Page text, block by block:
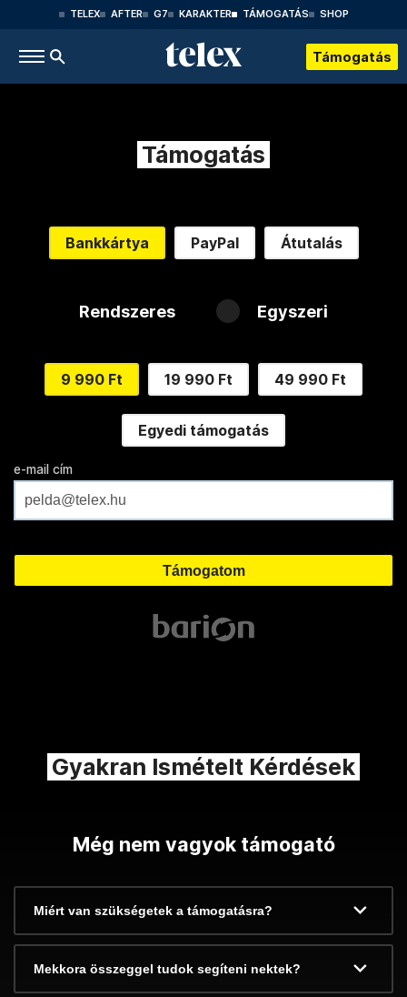
TELEX AFTER G7 KARAKTER TÁMOGATÁS SHOP
Támogatás
Támogatás
Bankkártya PayPal Átutalás
Rendszeres Egyszeri
9 990 Ft 19 990 Ft 49 990 Ft
Egyedi támogatás
e-mail cím
Gyakran Ismételt Kérdések
Még nem vagyok támogató
Miért van szükségetek a támogatásra?
Mekkora összeggel tudok segíteni nektek?